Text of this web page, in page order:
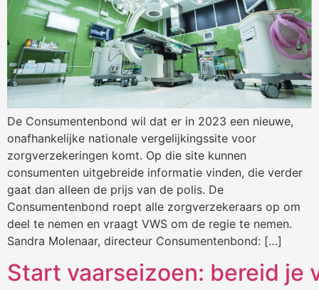
De Consumentenbond wil dat er in 2023 een nieuwe,
onafhankelijke nationale vergelijkingssite voor
zorgverzekeringen komt. Op die site kunnen
consumenten uitgebreide informatie vinden, die verder
gaat dan alleen de prijs van de polis. De
Consumentenbond roept alle zorgverzekeraars op om
deel te nemen en vraagt VWS om de regie te nemen.
Sandra Molenaar, directeur Consumentenbond: […]
Start vaarseizoen: bereid je